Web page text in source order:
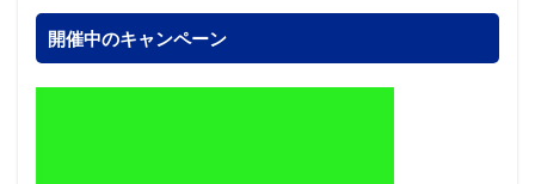
開催中のキャンペーン